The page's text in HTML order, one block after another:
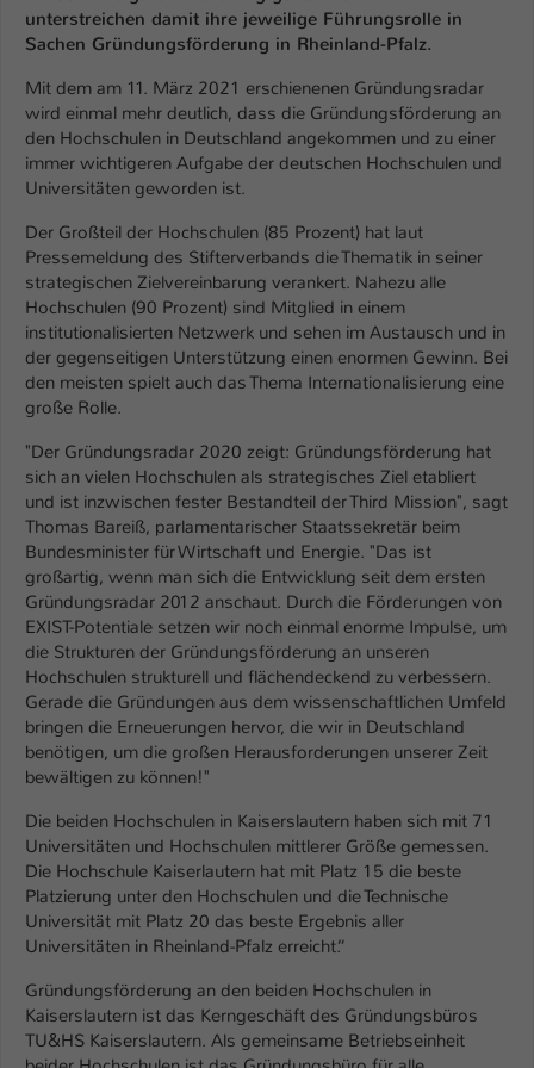
unterstreichen damit ihre jeweilige Führungsrolle in
Sachen Gründungsförderung in Rheinland-Pfalz.
Mit dem am 11. März 2021 erschienenen Gründungsradar
wird einmal mehr deutlich, dass die Gründungsförderung an
den Hochschulen in Deutschland angekommen und zu einer
immer wichtigeren Aufgabe der deutschen Hochschulen und
Universitäten geworden ist.
Der Großteil der Hochschulen (85 Prozent) hat laut
Pressemeldung des Stifterverbands die Thematik in seiner
strategischen Zielvereinbarung verankert. Nahezu alle
Hochschulen (90 Prozent) sind Mitglied in einem
institutionalisierten Netzwerk und sehen im Austausch und in
der gegenseitigen Unterstützung einen enormen Gewinn. Bei
den meisten spielt auch das Thema Internationalisierung eine
große Rolle.
"Der Gründungsradar 2020 zeigt: Gründungsförderung hat
sich an vielen Hochschulen als strategisches Ziel etabliert
und ist inzwischen fester Bestandteil der Third Mission", sagt
Thomas Bareiß, parlamentarischer Staatssekretär beim
Bundesminister für Wirtschaft und Energie. "Das ist
großartig, wenn man sich die Entwicklung seit dem ersten
Gründungsradar 2012 anschaut. Durch die Förderungen von
EXIST-Potentiale setzen wir noch einmal enorme Impulse, um
die Strukturen der Gründungsförderung an unseren
Hochschulen strukturell und flächendeckend zu verbessern.
Gerade die Gründungen aus dem wissenschaftlichen Umfeld
bringen die Erneuerungen hervor, die wir in Deutschland
benötigen, um die großen Herausforderungen unserer Zeit
bewältigen zu können!"
Die beiden Hochschulen in Kaiserslautern haben sich mit 71
Universitäten und Hochschulen mittlerer Größe gemessen.
Die Hochschule Kaiserlautern hat mit Platz 15 die beste
Platzierung unter den Hochschulen und die Technische
Universität mit Platz 20 das beste Ergebnis aller
Universitäten in Rheinland-Pfalz erreicht.“
Gründungsförderung an den beiden Hochschulen in
Kaiserslautern ist das Kerngeschäft des Gründungsbüros
TU&HS Kaiserslautern. Als gemeinsame Betriebseinheit
Zweck
Einstellungen. Unter anderem eine zufällig
generierte ID, für die historische
Speicherung Ihrer vorgenommen
Einstellungen, falls der Webseiten-
Betreiber dies eingestellt hat.
Name fe_typo_user / PHPSESSID
Anbieter TYPO3
Laufzeit 1 Woche
Zweck
Dieses Cookie ist ein Standard-Session-
Cookie von TYPO3. Es speichert im Fall
eines Intranet-Logins die Session-ID. So
wiedererkannt werden und es wird ihm
Zugang zu geschützten Bereichen
gewährt.
Name be_typo_user
Anbieter TYPO3
Laufzeit 1 Tag
Zweck
Dieser Cookie teilt der Webseite mit, ob
ein Besucher im Typo3-Backend
angemeldet ist und Rechte besitzt diese